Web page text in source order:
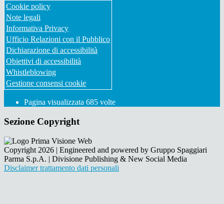
Cookie policy
Note legali
Informativa Privacy
Ufficio Relazioni con il Pubblico
Dichiarazione di accessibilità
Obiettivi di accessibilità
Whistleblowing
Gestione consensi cookie
Pagina visualizzata 685 volte
Sezione Copyright
Copyright 2026 | Engineered and powered by Gruppo Spaggiari
Parma S.p.A. | Divisione Publishing & New Social Media
Disclaimer trattamento dati personali